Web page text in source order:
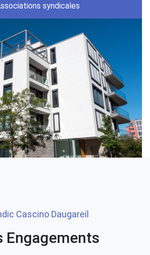
syndicales
Cascino Daugareil
Engagements